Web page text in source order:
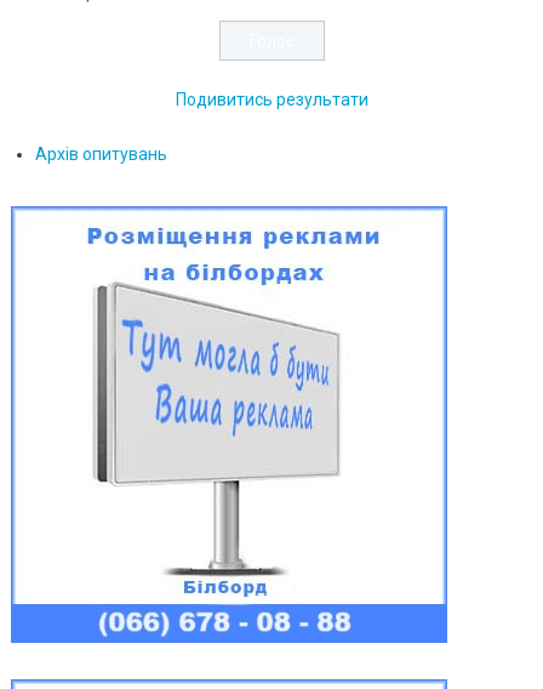
Подивитись результати
Архів опитувань